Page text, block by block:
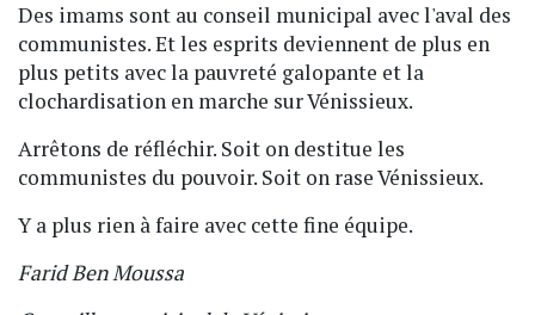
Des imams sont au conseil municipal avec l'aval des
communistes. Et les esprits deviennent de plus en
plus petits avec la pauvreté galopante et la
clochardisation en marche sur Vénissieux.
Arrêtons de réfléchir. Soit on destitue les
communistes du pouvoir. Soit on rase Vénissieux.
Y a plus rien à faire avec cette fine équipe.
Farid Ben Moussa